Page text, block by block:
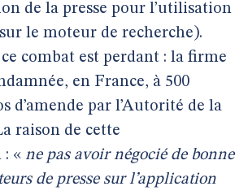
de la presse pour l’utilisation
le moteur de recherche).
combat est perdant : la firme
en France, à 500
d’amende par l’Autorité de la
raison de cette
: « ne pas avoir négocié de bonne
de presse sur l’application